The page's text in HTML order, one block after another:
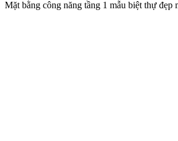
Mặt bằng công năng tầng 1 mẫu biệt thự đẹp